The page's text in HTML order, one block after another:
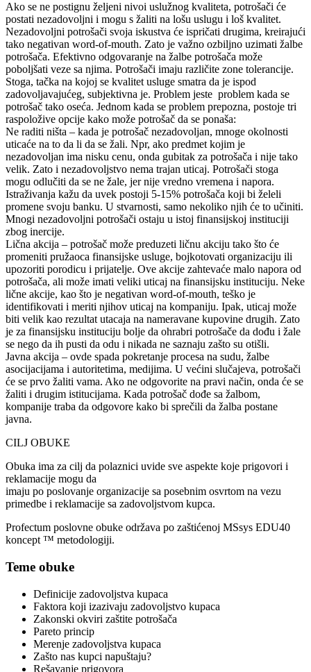
Ako se ne postignu željeni nivoi uslužnog kvaliteta, potrošači će
postati nezadovoljni i mogu s žaliti na lošu uslugu i loš kvalitet.
Nezadovoljni potrošači svoja iskustva će ispričati drugima, kreirajući
tako negativan word-of-mouth. Zato je važno ozbiljno uzimati žalbe
potrošača. Efektivno odgovaranje na žalbe potrošača može
poboljšati veze sa njima. Potrošači imaju različite zone tolerancije.
Stoga, tačka na kojoj se kvalitet usluge smatra da je ispod
zadovoljavajućeg, subjektivna je. Problem jeste problem kada se
potrošač tako oseća. Jednom kada se problem prepozna, postoje tri
raspoložive opcije kako može potrošač da se ponaša:
Ne raditi ništa – kada je potrošač nezadovoljan, mnoge okolnosti
uticaće na to da li da se žali. Npr, ako predmet kojim je
nezadovoljan ima nisku cenu, onda gubitak za potrošača i nije tako
velik. Zato i nezadovoljstvo nema trajan uticaj. Potrošači stoga
mogu odlučiti da se ne žale, jer nije vredno vremena i napora.
Istraživanja kažu da uvek postoji 5-15% potrošača koji bi želeli
promene svoju banku. U stvarnosti, samo nekoliko njih će to učiniti.
Mnogi nezadovoljni potrošači ostaju u istoj finansijskoj instituciji
zbog inercije.
Lična akcija – potrošač može preduzeti ličnu akciju tako što će
promeniti pružaoca finansijske usluge, bojkotovati organizaciju ili
upozoriti porodicu i prijatelje. Ove akcije zahtevaće malo napora od
potrošača, ali može imati veliki uticaj na finansijsku instituciju. Neke
lične akcije, kao što je negativan word-of-mouth, teško je
identifikovati i meriti njihov uticaj na kompaniju. Ipak, uticaj može
biti velik kao rezultat utacaja na nameravane kupovine drugih. Zato
je za finansijsku instituciju bolje da ohrabri potrošače da dođu i žale
se nego da ih pusti da odu i nikada ne saznaju zašto su otišli.
Javna akcija – ovde spada pokretanje procesa na sudu, žalbe
asocijacijama i autoritetima, medijima. U većini slučajeva, potrošači
će se prvo žaliti vama. Ako ne odgovorite na pravi način, onda će se
žaliti i drugim istitucijama. Kada potrošač dođe sa žalbom,
kompanije traba da odgovore kako bi sprečili da žalba postane
javna.
CILJ OBUKE
Obuka ima za cilj da polaznici uvide sve aspekte koje prigovori i
reklamacije mogu da
imaju po poslovanje organizacije sa posebnim osvrtom na vezu
primedbe i reklamacije sa zadovoljstvom kupca.
Profectum poslovne obuke održava po zaštićenoj MSsys EDU40
koncept ™ metodologiji.
Teme obuke
Definicije zadovoljstva kupaca
Faktora koji izazivaju zadovoljstvo kupaca
Zakonski okviri zaštite potrošača
Pareto princip
Merenje zadovoljstva kupaca
Zašto nas kupci napuštaju?
Rešavanje prigovora